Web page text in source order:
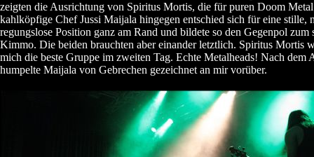
zeigten die Ausrichtung von Spiritus Mortis, die für puren Doom
kahlköpfige Chef Jussi Maijala hingegen entschied sich für eine stille,
regungslose Position ganz am Rand und bildete so den Gegenpol zum
Kimmo. Die beiden brauchten aber einander letztlich. Spiritus Mortis
mich die beste Gruppe im zweiten Tag. Echte Metalheads! Nach dem
humpelte Maijala von Gebrechen gezeichnet an mir vorüber.